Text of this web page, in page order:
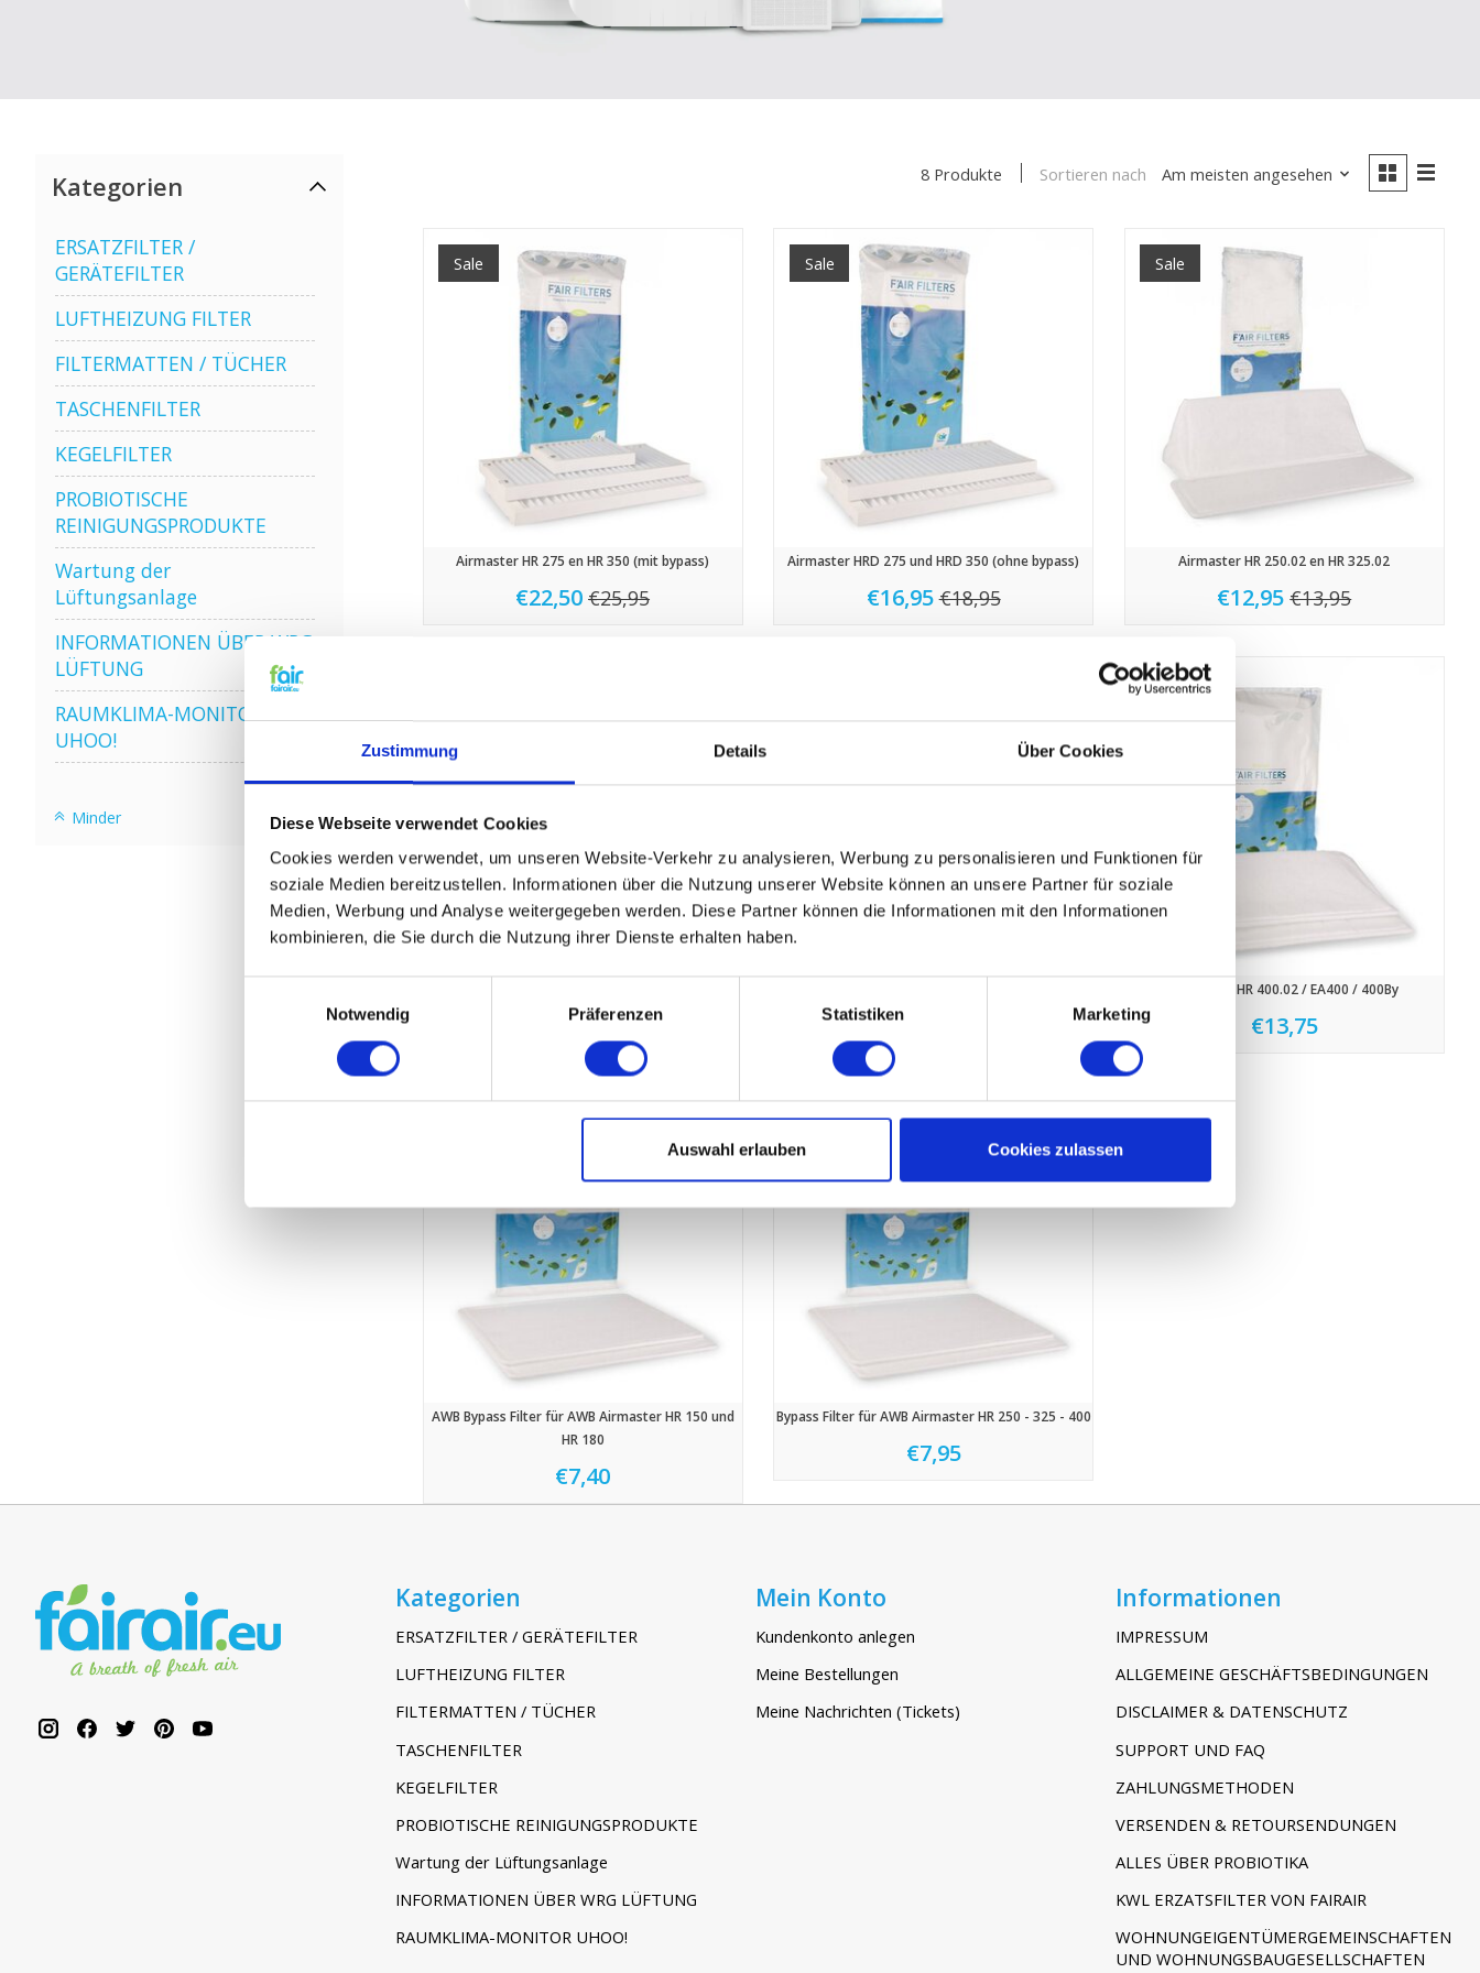
Zustimmung Details Über Cookies
Diese Webseite verwendet Cookies
Cookies werden verwendet, um unseren Website-Verkehr zu analysieren, Werbung zu personalisieren und Funktionen für
soziale Medien bereitzustellen. Informationen über die Nutzung unserer Website können an unsere Partner für soziale
Medien, Werbung und Analyse weitergegeben werden. Diese Partner können die Informationen mit den Informationen
kombinieren, die Sie durch die Nutzung ihrer Dienste erhalten haben.
Notwendig
Präferenzen Statistiken Marketing
Auswahl erlauben Cookies zulassen
Kategorien
ERSATZFILTER /
GERÄTEFILTER
LUFTHEIZUNG FILTER
FILTERMATTEN / TÜCHER
TASCHENFILTER
KEGELFILTER
PROBIOTISCHE
REINIGUNGSPRODUKTE
Wartung der
Lüftungsanlage
INFORMATIONEN ÜBER WRG
LÜFTUNG
RAUMKLIMA-MONITOR
UHOO!
Minder
8 Produkte Sortieren nach Am meisten angesehen
Sale
Airmaster HR 275 en HR 350 (mit bypass)
€22,50 €25,95
Sale
Airmaster HRD 275 und HRD 350 (ohne bypass)
€16,95 €18,95
Sale
Airmaster HR 250.02 en HR 325.02
€12,95 €13,95
€12,95 €13,95 €11,65
Airmaster HR 400.02 / EA400 / 400By
€13,75
AWB Bypass Filter für AWB Airmaster HR 150 und
HR 180
€7,40
Bypass Filter für AWB Airmaster HR 250 - 325 - 400
€7,95
Kategorien
ERSATZFILTER / GERÄTEFILTER
LUFTHEIZUNG FILTER
FILTERMATTEN / TÜCHER
TASCHENFILTER
KEGELFILTER
PROBIOTISCHE REINIGUNGSPRODUKTE
Wartung der Lüftungsanlage
INFORMATIONEN ÜBER WRG LÜFTUNG
RAUMKLIMA-MONITOR UHOO!
Mein Konto
Kundenkonto anlegen
Meine Bestellungen
Meine Nachrichten (Tickets)
Informationen
IMPRESSUM
ALLGEMEINE GESCHÄFTSBEDINGUNGEN
DISCLAIMER & DATENSCHUTZ
SUPPORT UND FAQ
ZAHLUNGSMETHODEN
VERSENDEN & RETOURSENDUNGEN
ALLES ÜBER PROBIOTIKA
KWL ERZATSFILTER VON FAIRAIR
WOHNUNGEIGENTÜMERGEMEINSCHAFTEN
UND WOHNUNGSBAUGESELLSCHAFTEN